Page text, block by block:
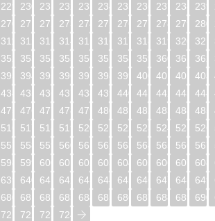
229 230 231 232 233 234 235 236 237 238 239
270 271 272 273 274 275 276 277 278 279 280
311 312 313 314 315 316 317 318 319 320 321
352 353 354 355 356 357 358 359 360 361 362
393 394 395 396 397 398 399 400 401 402 403
434 435 436 437 438 439 440 441 442 443 444
475 476 477 478 479 480 481 482 483 484 485
516 517 518 519 520 521 522 523 524 525 526
557 558 559 560 561 562 563 564 565 566 567
598 599 600 601 602 603 604 605 606 607 608
639 640 641 642 643 644 645 646 647 648 649
680 681 682 683 684 685 686 687 688 689 690
721 722 723 724